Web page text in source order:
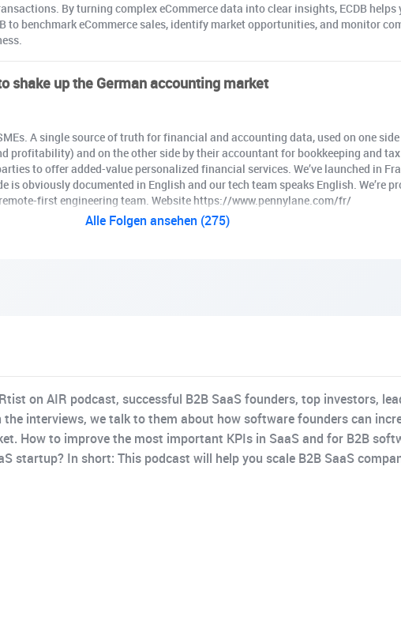
By turning complex eCommerce data into clear insights, ECDB
to benchmark eCommerce sales, identify market opportunities, and monitor
shake up the German accounting market
A single source of truth for financial and accounting data, used on one
profitability) and on the other side by their accountant for bookkeeping and
to offer added-value personalized financial services. We’ve launched in
is obviously documented in English and our tech team speaks English. We’re
first engineering team. Website https://www.pennylane.com/fr/
Alle Folgen ansehen (275)
on AIR podcast, successful B2B SaaS founders, top investors,
interviews, we talk to them about how software founders can
How to improve the most important KPIs in SaaS and for B2B
startup? In short: This podcast will help you scale B2B SaaS